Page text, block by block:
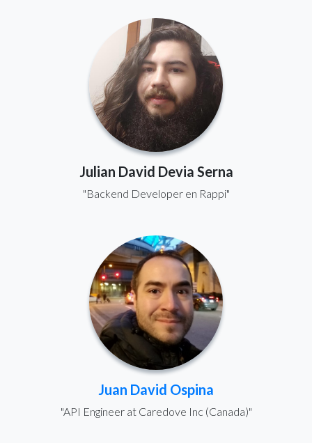
Julian David Devia Serna
"Backend Developer en Rappi"
Juan David Ospina
"API Engineer at Caredove Inc (Canada)"